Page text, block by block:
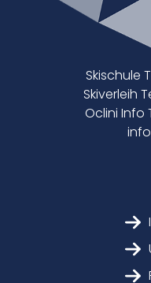
Skischule
Skiverleih
Oclini Info